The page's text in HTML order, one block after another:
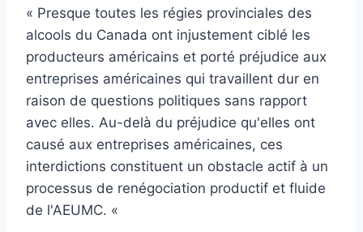
« Presque toutes les régies provinciales des
alcools du Canada ont injustement ciblé les
producteurs américains et porté préjudice aux
entreprises américaines qui travaillent dur en
raison de questions politiques sans rapport
avec elles. Au-delà du préjudice qu'elles ont
causé aux entreprises américaines, ces
interdictions constituent un obstacle actif à un
processus de renégociation productif et fluide
de l'AEUMC. «